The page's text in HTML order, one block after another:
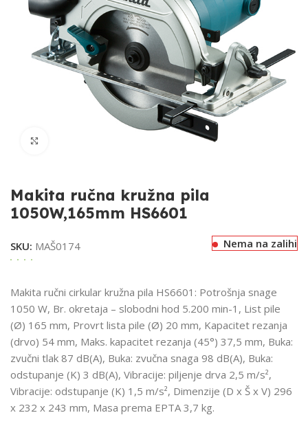
Makita ručna kružna pila
1050W,165mm HS6601
SKU: MAŠ0174 Nema na zalihi
Makita ručni cirkular kružna pila HS6601: Potrošnja snage
1050 W, Br. okretaja – slobodni hod 5.200 min-1, List pile
(Ø) 165 mm, Provrt lista pile (Ø) 20 mm, Kapacitet rezanja
(drvo) 54 mm, Maks. kapacitet rezanja (45°) 37,5 mm, Buka:
zvučni tlak 87 dB(A), Buka: zvučna snaga 98 dB(A), Buka:
odstupanje (K) 3 dB(A), Vibracije: piljenje drva 2,5 m/s²,
Vibracije: odstupanje (K) 1,5 m/s², Dimenzije (D x Š x V) 296
x 232 x 243 mm, Masa prema EPTA 3,7 kg.